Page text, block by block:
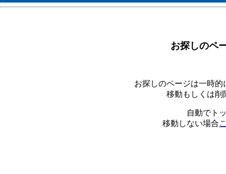
お探しのペ
お探しのページは一時
移動もしくは削
自動でト
移動しない場合